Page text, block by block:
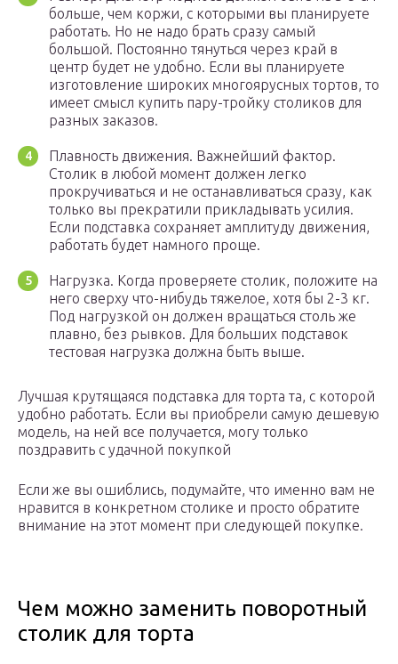
больше, чем коржи, с которыми вы планируете
работать. Но не надо брать сразу самый
большой. Постоянно тянуться через край в
центр будет не удобно. Если вы планируете
изготовление широких многоярусных тортов, то
имеет смысл купить пару-тройку столиков для
разных заказов.
Плавность движения. Важнейший фактор.
Столик в любой момент должен легко
прокручиваться и не останавливаться сразу, как
только вы прекратили прикладывать усилия.
Если подставка сохраняет амплитуду движения,
работать будет намного проще.
Нагрузка. Когда проверяете столик, положите на
него сверху что-нибудь тяжелое, хотя бы 2-3 кг.
Под нагрузкой он должен вращаться столь же
плавно, без рывков. Для больших подставок
тестовая нагрузка должна быть выше.
Лучшая крутящаяся подставка для торта та, с которой
удобно работать. Если вы приобрели самую дешевую
модель, на ней все получается, могу только
поздравить с удачной покупкой
Если же вы ошиблись, подумайте, что именно вам не
нравится в конкретном столике и просто обратите
внимание на этот момент при следующей покупке.
Чем можно заменить поворотный
столик для торта